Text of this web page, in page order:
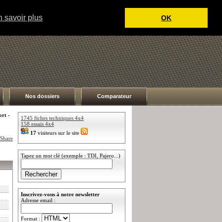
savoir plus OK
Nos dossiers Comparateur
-
1745 fiches techniques 4x4
158 essais 4x4
17 visiteurs sur le site
Tapez un mot clé (exemple : TDI, Pajero...)
Inscrivez-vous à notre newsletter
Adresse email :
Format :